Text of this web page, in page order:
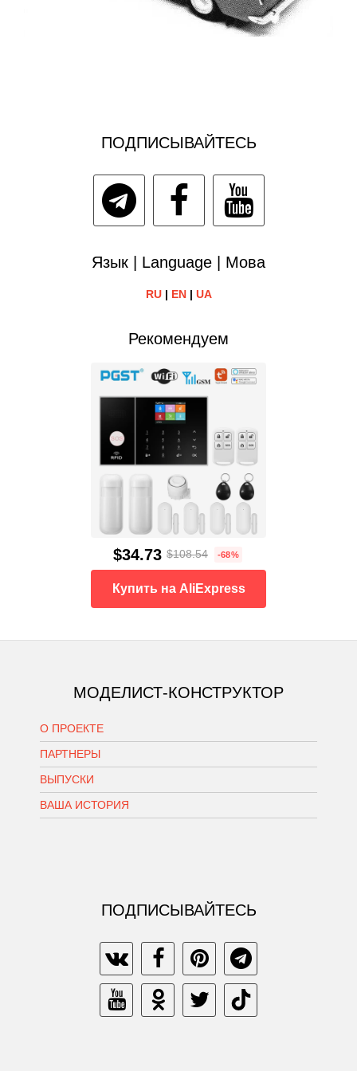
ПОДПИСЫВАЙТЕСЬ
Язык | Language | Мова
RU| EN| UA
Рекомендуем
$34.73 $108.54 -68%
Купить на AliExpress
МОДЕЛИСТ-КОНСТРУКТОР
О ПРОЕКТЕ
ПАРТНЕРЫ
ВЫПУСКИ
ВАША ИСТОРИЯ
ПОДПИСЫВАЙТЕСЬ